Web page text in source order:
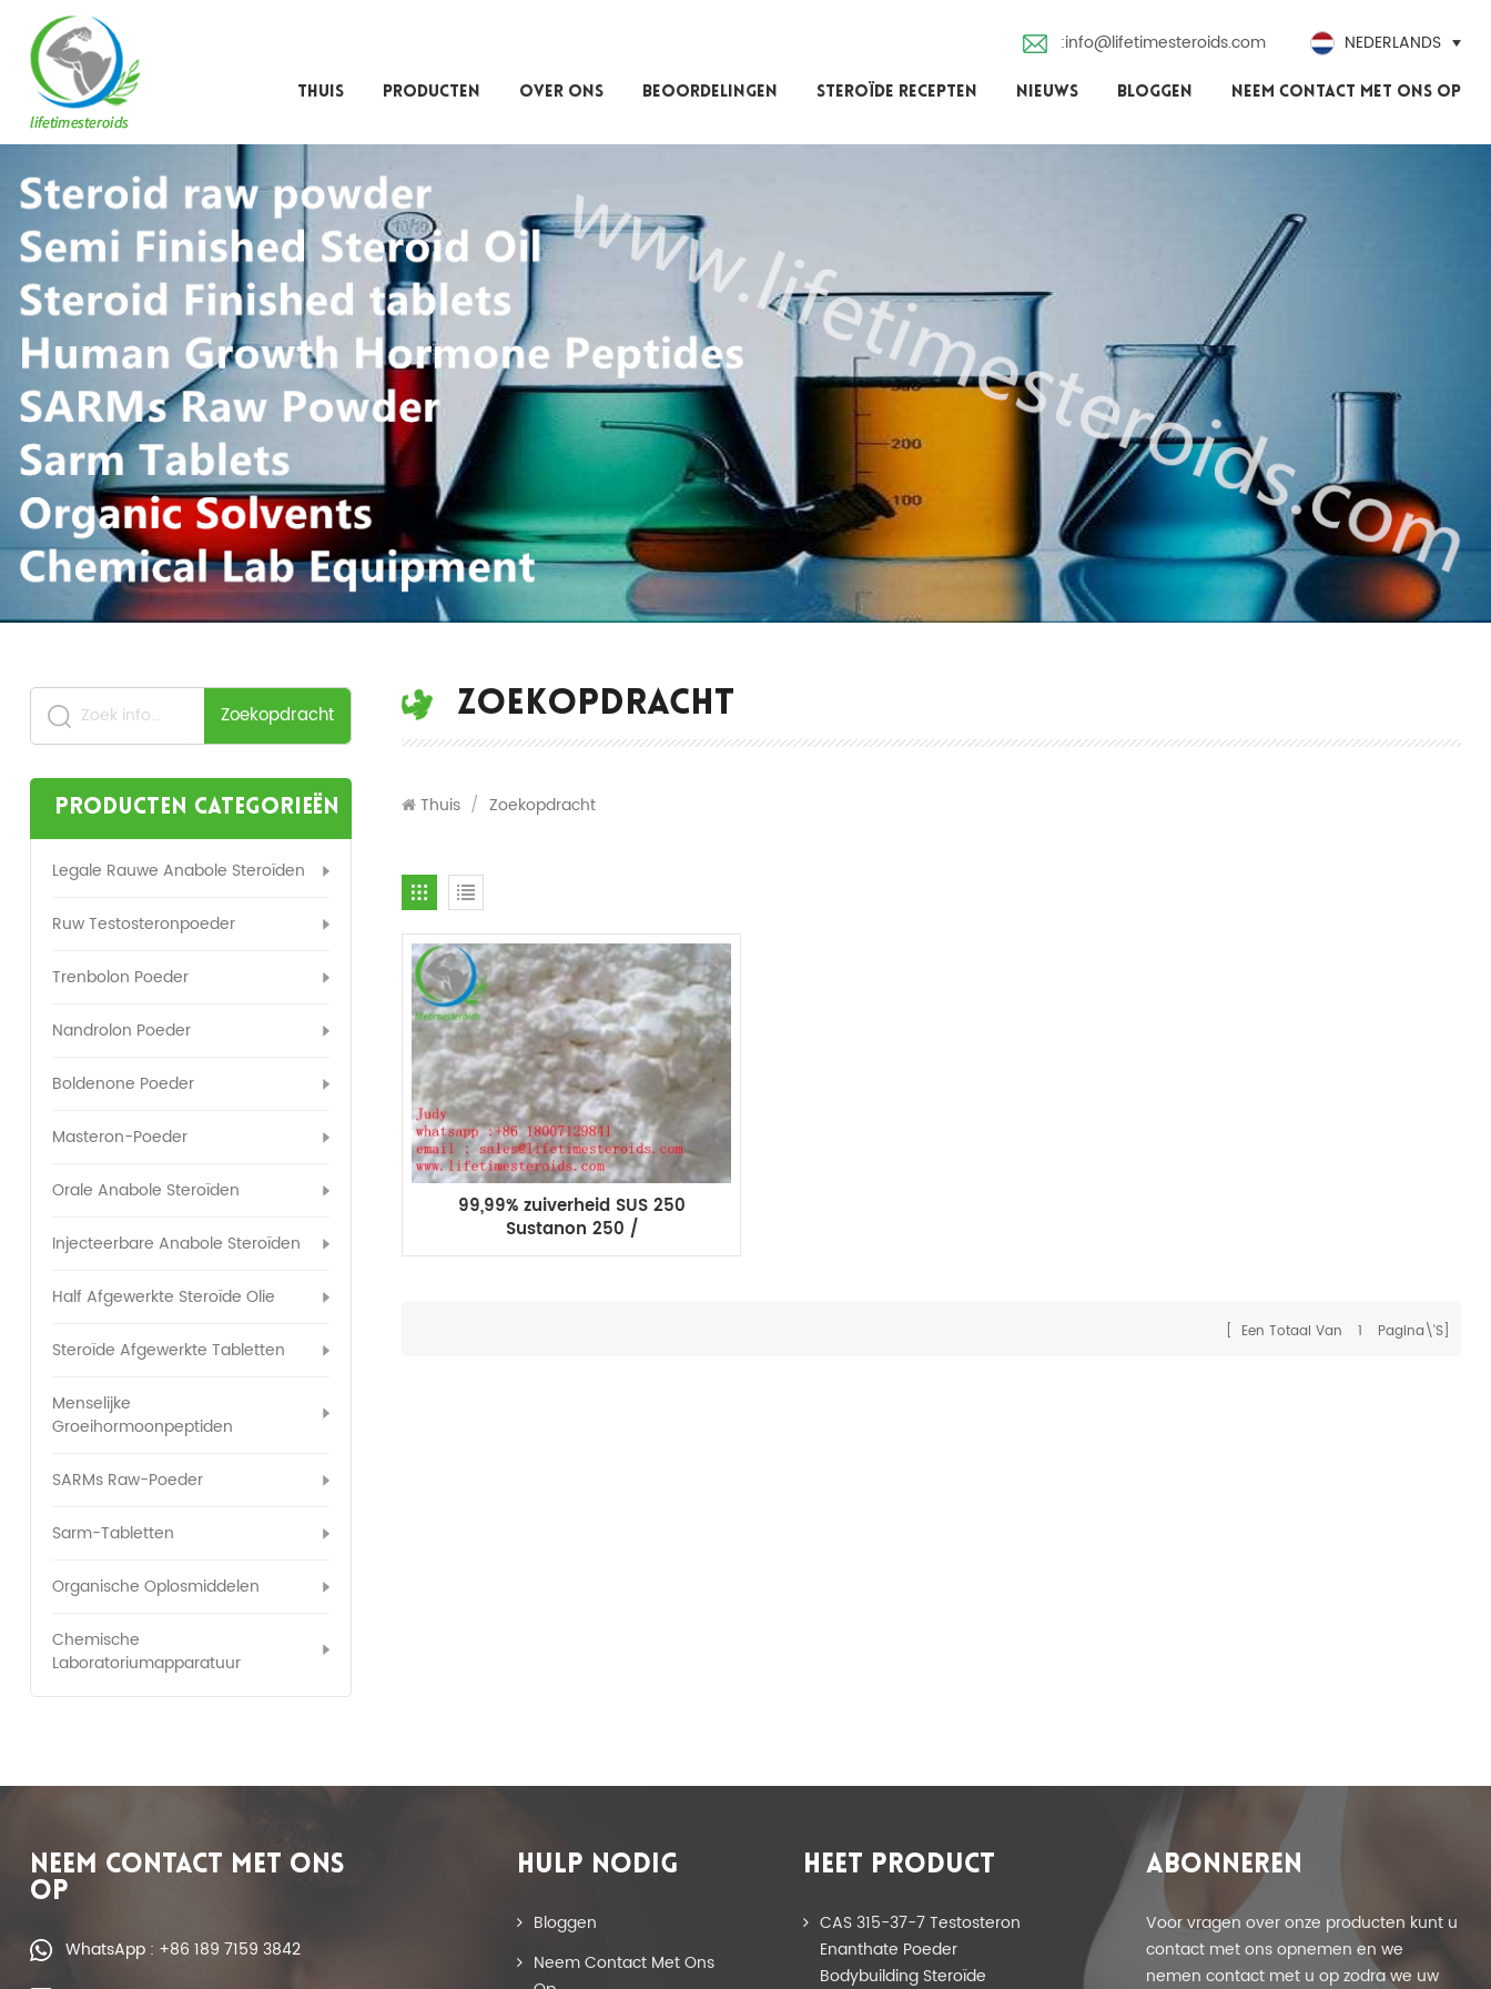
:info@lifetimesteroids.com NEDERLANDS
THUIS PRODUCTEN OVER ONS BEOORDELINGEN STEROÏDE RECEPTEN NIEUWS BLOGGEN NEEM CONTACT MET ONS OP
Zoekopdracht
Producten categorieën
Legale Rauwe Anabole Steroïden
Ruw Testosteronpoeder
Trenbolon Poeder
Nandrolon Poeder
Boldenone Poeder
Masteron-Poeder
Orale Anabole Steroïden
Injecteerbare Anabole Steroïden
Half Afgewerkte Steroïde Olie
Steroïde Afgewerkte Tabletten
Menselijke
Groeihormoonpeptiden
SARMs Raw-Poeder
Sarm-Tabletten
Organische Oplosmiddelen
Chemische
Laboratoriumapparatuur
ZOEKOPDRACHT
Thuis / Zoekopdracht
99,99% zuiverheid SUS 250
Sustanon 250 /
testosteronmengsel Anabole
[ Een Totaal Van 1 Pagina\'s]
NEEM CONTACT MET ONS
OP
WhatsApp : +86 189 7159 3842
HULP NODIG
Bloggen
Neem Contact Met Ons
HEET PRODUCT
CAS 315-37-7 Testosteron
Enanthate Poeder
Bodybuilding Steroïde
ABONNEREN
Voor vragen over onze producten kunt u
contact met ons opnemen en we
nemen contact met u op zodra we uw